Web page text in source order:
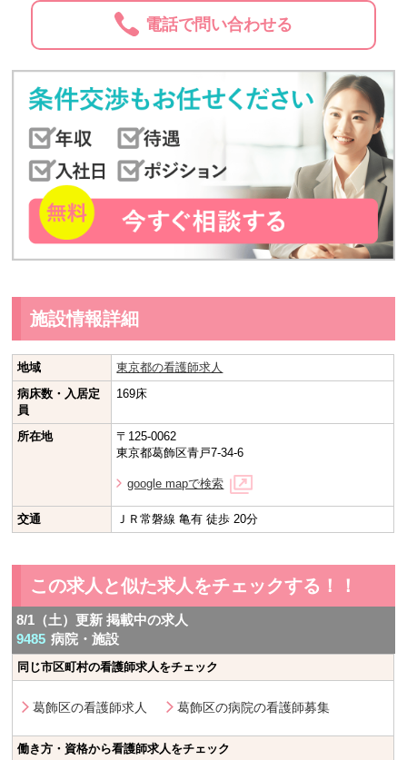
電話で問い合わせる
施設情報詳細
地域
東京都の看護師求人
病床数・入居定
員
169床
所在地
〒125-0062
東京都葛飾区青戸7-34-6
google mapで検索
交通 ＪＲ常磐線 亀有 徒歩 20分
この求人と似た求人をチェックする！！
8/1（土）更新 掲載中の求人
9485 病院・施設
同じ市区町村の看護師求人をチェック
葛飾区の看護師求人 葛飾区の病院の看護師募集
働き方・資格から看護師求人をチェック